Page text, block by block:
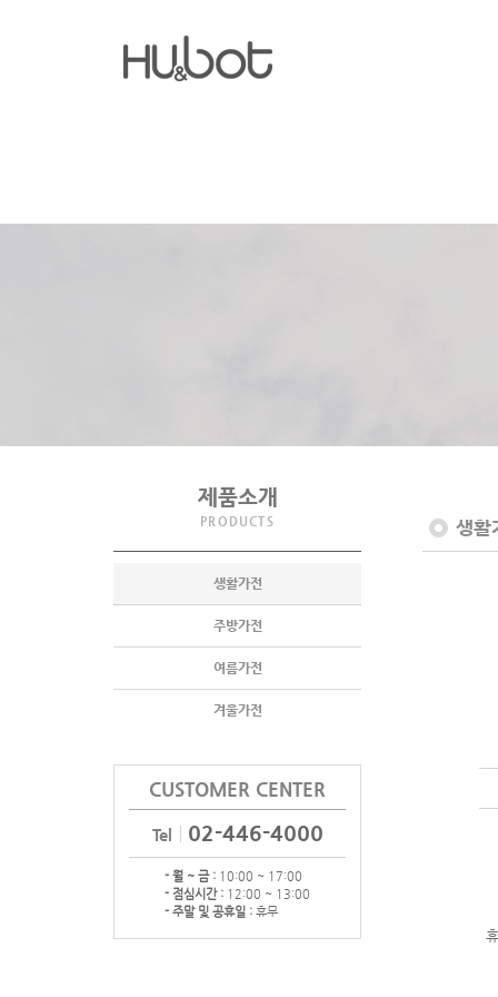
제품소개
PRODUCTS
생활가전
주방가전
여름가전
겨울가전
CUSTOMER CENTER
Tel 02-446-4000
- 월 ~ 금 : 10:00 ~ 17:00
- 점심시간 : 12:00 ~ 13:00
- 주말 및 공휴일 : 휴무
생활